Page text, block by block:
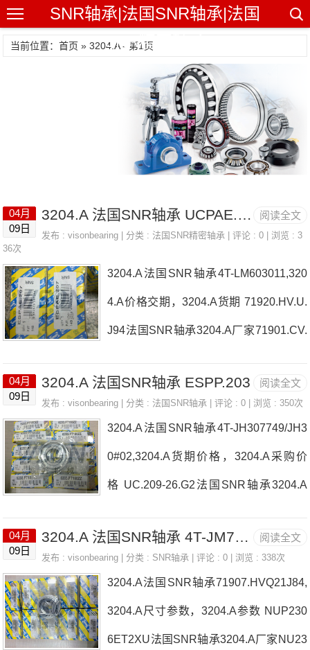
SNR轴承|法国SNR轴承|法国
SNR精密轴承
当前位置：首页 » 3204.A - 第1页
阅读全文
04月
09日
3204.A 法国SNR轴承 UCPAE.205
发布 :visonbearing | 分类 :法国SNR精密轴承 | 评论 : 0 | 浏览 : 3
36次
3204.A法国SNR轴承4T-LM603011,320
4.A价格交期，3204.A货期 71920.HV.U.
J94法国SNR轴承3204.A厂家71901.CV.
阅读全文
04月
09日
3204.A 法国SNR轴承 ESPP.203
发布 :visonbearing | 分类 :法国SNR轴承 | 评论 : 0 | 浏览 : 350次
3204.A法国SNR轴承4T-JH307749/JH3
0#02,3204.A货期价格，3204.A采购价
格 UC.209-26.G2法国SNR轴承3204.A
阅读全文
04月
09日
3204.A 法国SNR轴承 4T-JM718149/JM71#03
发布 :visonbearing | 分类 : SNR轴承 | 评论 : 0 | 浏览 : 338次
3204.A法国SNR轴承71907.HVQ21J84,
3204.A尺寸参数，3204.A参数 NUP230
6ET2XU法国SNR轴承3204.A厂家NU23